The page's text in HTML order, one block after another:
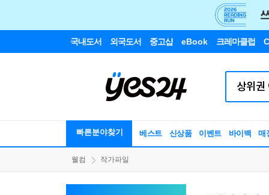
국내도서 외국도서 중고샵 eBook 크레마클럽
빠른분야찾기 베스트 신상품 이벤트 바이백 매
웰컴 작가파일